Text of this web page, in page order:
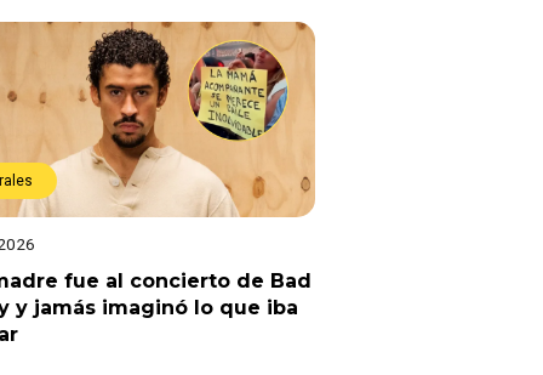
fue al concierto de Bad
y jamás imaginó lo que iba